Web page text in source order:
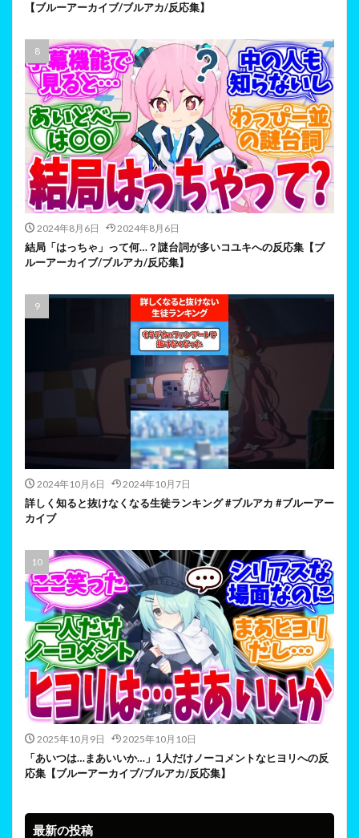
【ブルーアーカイブ/ブルアカ/反応集】
2024年8月6日 2024年8月6日
結局「はっちゃ」って何…？謎台詞が多いコユキへの反応集【ブ
ルーアーカイブ/ブルアカ/反応集】
2024年10月6日 2024年10月7日
詳しく知ると抜けなくなる生徒ランキング #ブルアカ #ブルーアー
カイブ
2025年10月9日 2025年10月10日
「あいつは…まあいいか…」1人だけノーコメントなヒヨリへの反
応集【ブルーアーカイブ/ブルアカ/反応集】
最新の投稿